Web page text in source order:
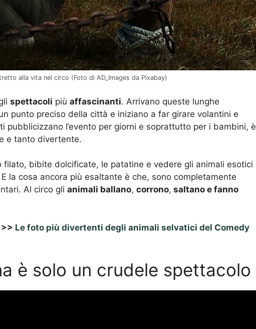
alla vita nel circo (Foto di AD_Images da Pixabay)
spettacoli più affascinanti. Arrivano queste lunghe
punto preciso della città e iniziano a far girare volantini e
pubblicizzano l’evento per giorni e soprattutto per i bambini, è
e tanto divertente.
filato, bibite dolcificate, le patatine e vedere gli animali esotici
la cosa ancora più esaltante è che, sono completamente
Al circo gli animali ballano, corrono, saltano e fanno
Le foto più divertenti degli animali selvatici del Comedy
è solo un crudele spettacolo